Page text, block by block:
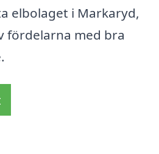
elbolaget i Markaryd,
fördelarna med bra